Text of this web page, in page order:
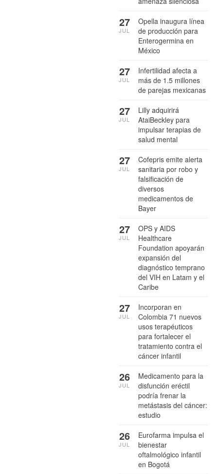
Opella inaugura línea
de producción para
Enterogermina en
México
27
JUL
Infertilidad afecta a
más de 1.5 millones
de parejas mexicanas
27
JUL
Lilly adquirirá
AtaiBeckley para
impulsar terapias de
salud mental
27
JUL
Cofepris emite alerta
sanitaria por robo y
falsificación de
diversos
medicamentos de
Bayer
27
JUL
OPS y AIDS
Healthcare
Foundation apoyarán
expansión del
diagnóstico temprano
del VIH en Latam y el
Caribe
27
JUL
Incorporan en
Colombia 71 nuevos
usos terapéuticos
para fortalecer el
tratamiento contra el
cáncer infantil
27
JUL
Medicamento para la
disfunción eréctil
podría frenar la
metástasis del cáncer:
estudio
26
JUL
Eurofarma impulsa el
bienestar
oftalmológico infantil
en Bogotá
26
JUL